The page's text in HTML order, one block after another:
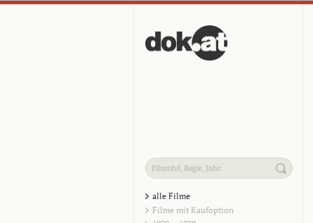
alle Filme
Filme mit Kaufoption